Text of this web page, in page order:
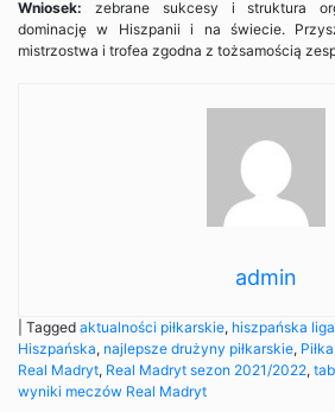
Wniosek: zebrane sukcesy i struktura
dominację w Hiszpanii i na świecie.
mistrzostwa i trofea zgodna z tożsamością
admin
Tagged aktualności piłkarskie, hiszpańska
Hiszpańska, najlepsze drużyny piłkarskie,
Real Madryt, Real Madryt sezon 2021/2022,
wyniki meczów Real Madryt